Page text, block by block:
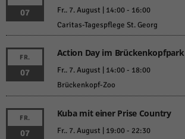
07 Fr.. 7. August | 14:00- 16:00
Caritas-Tagespflege St. Georg
FR.
07
Action Day im Brückenkopfpark
Fr.. 7. August | 14:00- 18:00
Brückenkopf-Zoo
FR.
07
Kuba mit einer Prise Country
Fr.. 7. August | 19:00- 22:30